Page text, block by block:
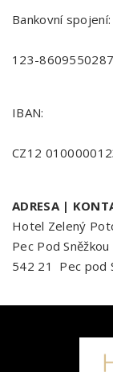
123-
CZ12
ADRESA |
Hotel Zelený
Pec Pod
542 21 Pec pod